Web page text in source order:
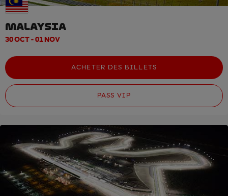
MALAYSIA
30 OCT - 01 NOV
ACHETER DES BILLETS
PASS VIP